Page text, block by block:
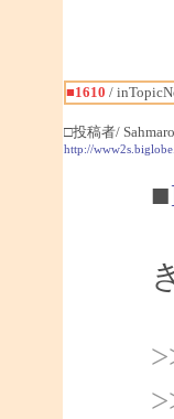
■1610 /
□投稿者/ Sahmaro
http://
■